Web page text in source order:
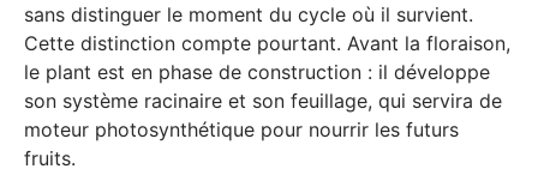
sans distinguer le moment du cycle où il survient.
Cette distinction compte pourtant. Avant la floraison,
le plant est en phase de construction : il développe
son système racinaire et son feuillage, qui servira de
moteur photosynthétique pour nourrir les futurs
fruits.